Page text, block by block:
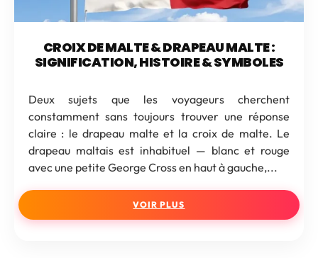
CROIX DE MALTE & DRAPEAU MALTE :
SIGNIFICATION, HISTOIRE & SYMBOLES
Deux sujets que les voyageurs cherchent
constamment sans toujours trouver une réponse
claire : le drapeau malte et la croix de malte. Le
drapeau maltais est inhabituel — blanc et rouge
avec une petite George Cross en haut à gauche,...
VOIR PLUS